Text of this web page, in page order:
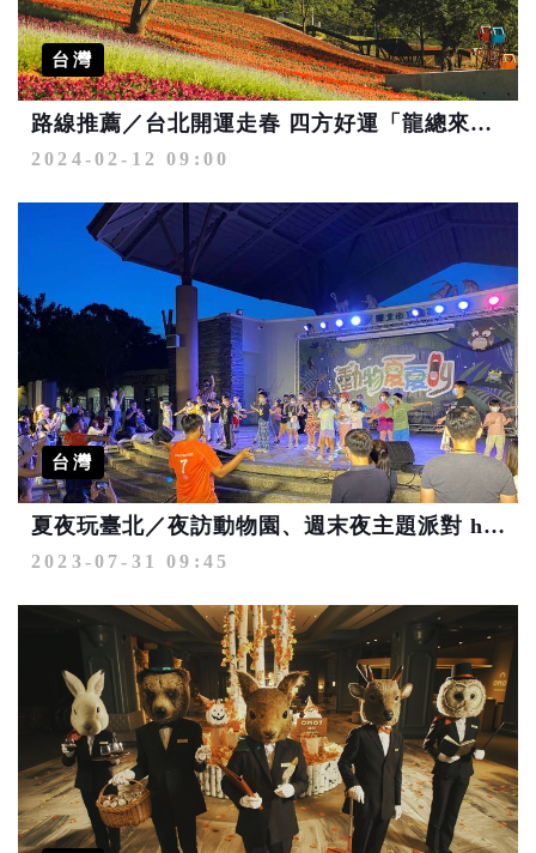
台灣
路線推薦／台北開運走春 四方好運「龍總來」！
2024-02-12 09:00
台灣
夏夜玩臺北／夜訪動物園、週末夜主題派對 high玩一夏
2023-07-31 09:45